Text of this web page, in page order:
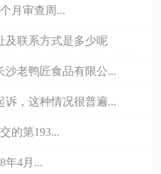
月审查周...
及联系方式是多少呢
沙老鸭匠食品有限公...
诉，这种情况很普遍...
的第193...
年4月...